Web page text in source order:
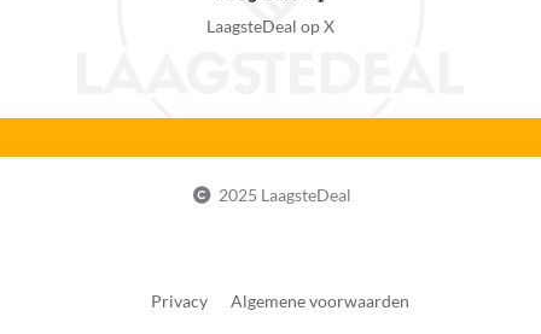
LaagsteDeal op X
2025 LaagsteDeal
Privacy Algemene voorwaarden